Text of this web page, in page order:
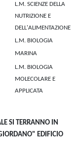
L.M. SCIENZE DELLA
NUTRIZIONE E
DELL'ALIMENTAZIONE
L.M. BIOLOGIA
MARINA
L.M. BIOLOGIA
MOLECOLARE E
APPLICATA
SI TERRANNO IN
EDIFICIO